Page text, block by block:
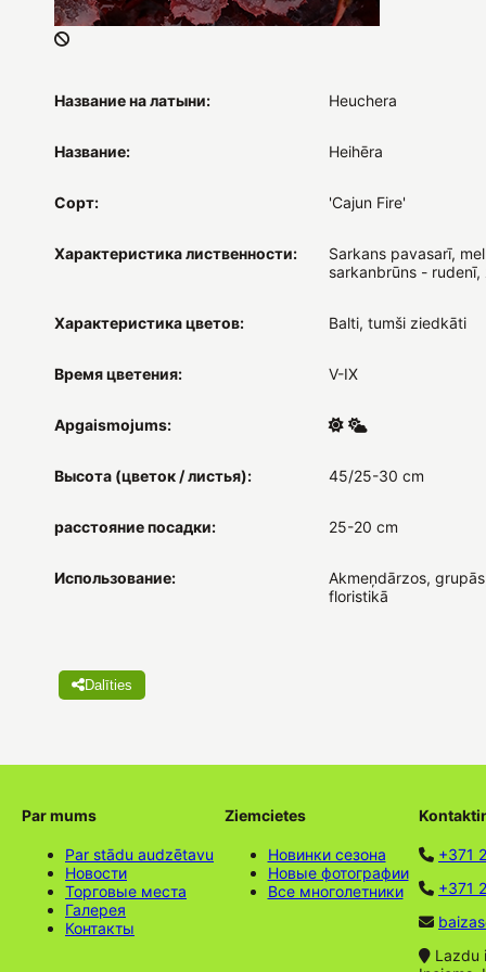
Название на латыни: Heuchera
Название: Heihēra
Сорт: 'Cajun Fire'
Характеристика лиственности:
Sarkans pavasarī,
sarkanbrūns - rudenī,
Характеристика цветов: Balti, tumši ziedkāti
Время цветения: V-IX
Apgaismojums:
Высота (цветок / листья): 45/25-30 cm
расстояние посадки: 25-20 cm
Использование:
Akmeņdārzos,
floristikā
Dalīties
Par mums
Par stādu audzētavu
Новости
Торговые места
Галерея
Контакты
Ziemcietes
Новинки сезона
Новые фотографии
Все многолетники
+371
+371
Lazdu